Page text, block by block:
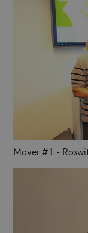
Mover #1 -